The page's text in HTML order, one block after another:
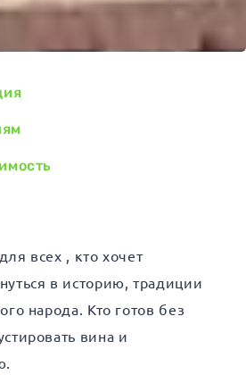
всех , кто хочет
в историю, традиции
народа. Кто готов без
вина и